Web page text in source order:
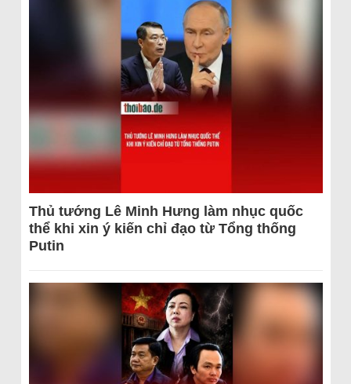
Thủ tướng Lê Minh Hưng làm nhục quốc
thể khi xin ý kiến chỉ đạo từ Tổng thống
Putin